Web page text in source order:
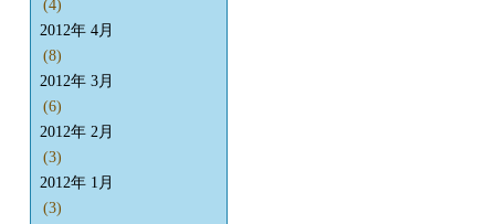
(4)
2012年 4月
(8)
2012年 3月
(6)
2012年 2月
(3)
2012年 1月
(3)